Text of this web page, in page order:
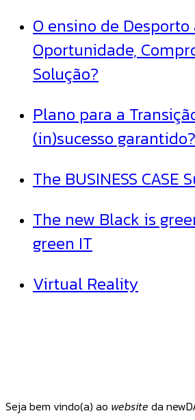
O ensino de Desporto
Oportunidade,
Solução?
Plano para a
(in)sucesso garantido?
The BUSINESS CASE
The new Black is
green IT
Virtual Reality
Seja bem vindo(a) ao website da